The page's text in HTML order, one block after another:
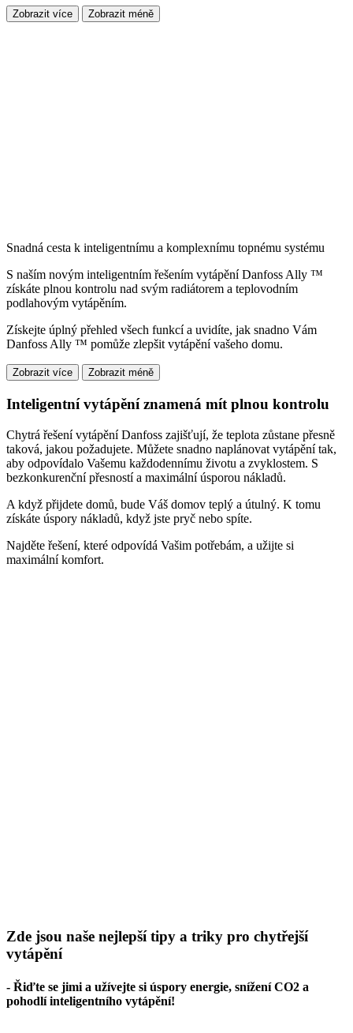
Zobrazit více Zobrazit méně
Snadná cesta k inteligentnímu a komplexnímu topnému systému
S naším novým inteligentním řešením vytápění Danfoss Ally ™
získáte plnou kontrolu nad svým radiátorem a teplovodním
podlahovým vytápěním.
Získejte úplný přehled všech funkcí a uvidíte, jak snadno Vám
Danfoss Ally ™ pomůže zlepšit vytápění vašeho domu.
Zobrazit více Zobrazit méně
Inteligentní vytápění znamená mít plnou kontrolu
Chytrá řešení vytápění Danfoss zajišťují, že teplota zůstane přesně
taková, jakou požadujete. Můžete snadno naplánovat vytápění tak,
aby odpovídalo Vašemu každodennímu životu a zvyklostem. S
bezkonkurenční přesností a maximální úsporou nákladů.
A když přijdete domů, bude Váš domov teplý a útulný. K tomu
získáte úspory nákladů, když jste pryč nebo spíte.
Najděte řešení, které odpovídá Vašim potřebám, a užijte si
maximální komfort.
Zde jsou naše nejlepší tipy a triky pro chytřejší
vytápění
- Řiďte se jimi a užívejte si úspory energie, snížení CO2 a
pohodlí inteligentního vytápění!